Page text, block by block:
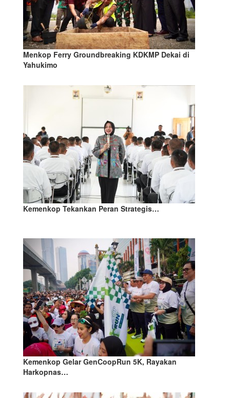
Menkop Ferry Groundbreaking KDKMP Dekai di
Yahukimo
Kemenkop Tekankan Peran Strategis…
Kemenkop Gelar GenCoopRun 5K, Rayakan
Harkopnas…